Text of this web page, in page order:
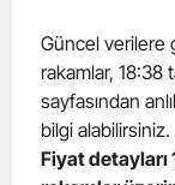
Güncel verilere
rakamlar, 18:38
sayfasından
bilgi alabilirsiniz.
Fiyat detayları